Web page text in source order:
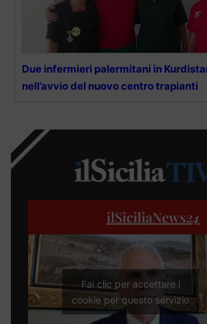
Due infermieri palermitani in
nell’avvio del nuovo centro trapianti
ilSiciliaNews24
Fai clic per accettare i
cookie per questo servizio